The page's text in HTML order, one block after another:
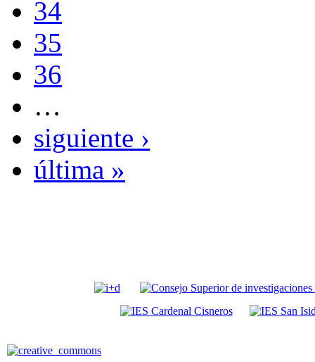
34
35
36
…
siguiente ›
última »